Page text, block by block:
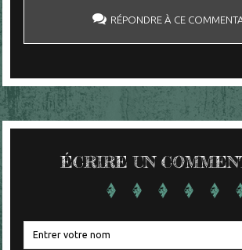
RÉPONDRE À CE
ÉCRIRE UN